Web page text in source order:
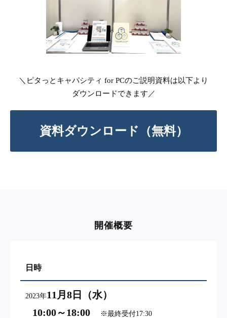
＼ピタっとキャパシティ for PCのご説明資料は以下より
ダウンロードできます／
資料ダウンロード（無料）
開催概要
日時
2023年11月8日（水）
10:00～18:00
※最終受付17:30